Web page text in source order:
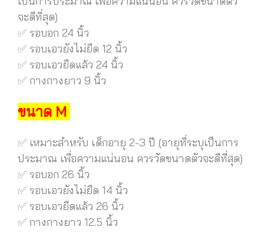
จะดีที่สุด)
✅ รอบอก 24 นิ้ว
✅ รอบเอวยังไม่ยืด 12 นิ้ว
✅ รอบเอวยืดแล้ว 24 นิ้ว
✅ กางกางยาว 9 นิ้ว
ขนาด M
✅ เหมาะสำหรับ เด็กอายุ 2-3 ปี (อายุที่ระบุเป็นการ
ประมาณ เพื่อความแน่นอน ควรวัดขนาดตัวจะดีที่สุด)
✅ รอบอก 26 นิ้ว
✅ รอบเอวยังไม่ยืด 14 นิ้ว
✅ รอบเอวยืดแล้ว 26 นิ้ว
✅ กางกางยาว 12.5 นิ้ว